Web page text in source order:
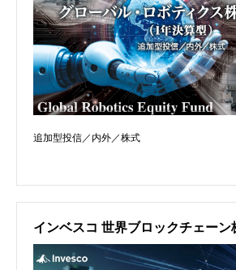
追加型投信／内外／株式
インベスコ 世界ブロックチェーン